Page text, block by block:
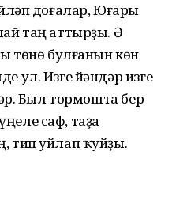
доғалар, Юғары
таң аттырҙы. Ә
төнө булғанын көн
ул. Изге йәндәр изге
Был тормошта бер
саф, таҙа
тип уйлап ҡуйҙы.